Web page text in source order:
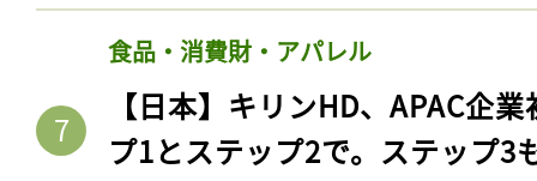
食品・消費財・アパレル
【日本】キリンHD、APAC企
プ1とステップ2で。ステップ3